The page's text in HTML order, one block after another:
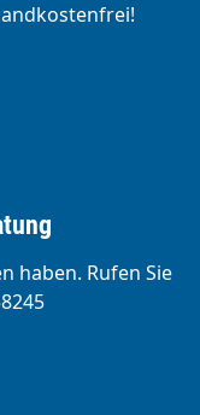
haben. Rufen Sie